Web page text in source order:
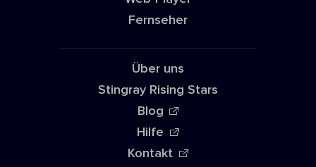
Fernseher
Über uns
Stingray Rising Stars
Blog
Hilfe
Kontakt